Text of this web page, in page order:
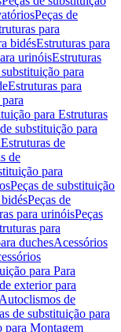
Peças de
para
bidésEstruturas para
urinóisEstruturas
para
Estruturas para
para Estruturas
substituição para
Estruturas de
de
para
Peças de substituição
Peças de
para urinóisPeças
para
duchesAcessórios
para Para
exterior para
de
de substituição para
para Montagem